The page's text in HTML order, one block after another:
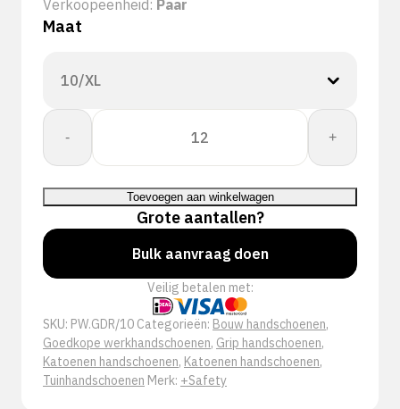
Verkoopeenheid: Paar
Maat
-
Silver
Draco
Handschoen
aantal
+
Toevoegen aan winkelwagen
Grote aantallen?
Bulk aanvraag doen
Veilig betalen met:
SKU: PW.GDR/10 Categorieën: Bouw handschoenen,
Goedkope werkhandschoenen, Grip handschoenen,
Katoenen handschoenen, Katoenen handschoenen,
Tuinhandschoenen Merk: +Safety